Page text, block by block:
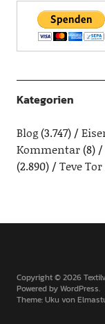
Kategorien
Blog(3.747)
Kommentar(8)
(2.890)
Teve
Copyright © 2026
Powered byWordPress
Theme: Uku von